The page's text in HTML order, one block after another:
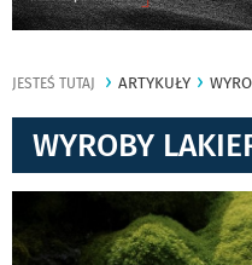
JESTEŚ TUTAJ ARTYKUŁY
WYROBY